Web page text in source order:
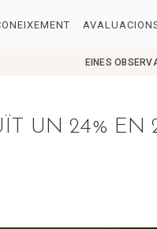
EINES
UN 24% EN